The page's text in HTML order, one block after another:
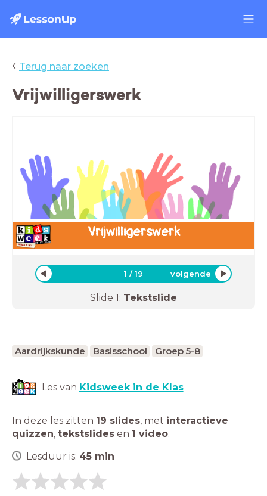
‹ Terug naar zoeken
Vrijwilligerswerk
Vrijwilligerswerk
1 /19 volgende
Slide 1: Tekstslide
Aardrijkskunde Basisschool Groep 5-8
Les van Kidsweek in de Klas
In deze les zitten 19 slides, met interactieve
quizzen, tekstslides en 1 video.
Lesduur is: 45 min